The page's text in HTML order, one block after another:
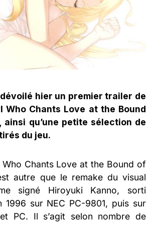
dévoilé hier un premier trailer de
Who Chants Love at the Bound
ainsi qu’une petite sélection de
du jeu.
Who Chants Love at the Bound of
autre que le remake du visual
signé Hiroyuki Kanno, sorti
1996 sur NEC PC-9801, puis sur
PC. Il s’agit selon nombre de